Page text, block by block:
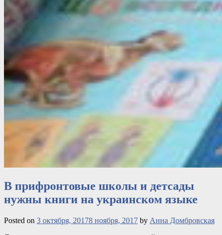
В прифронтовые школы и детсады
нужны книги на украинском языке
Posted on 3 октября, 20178 ноября, 2017 by Анна Домбровская